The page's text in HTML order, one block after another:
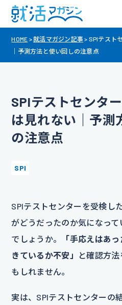
HOME >就活マガジン記事 > SPIテスト
｜予測方法と使い回しの注意点
SPIテストセンタ
は見れない｜予測
の注意点
SPI
SPIテストセンターを受検し
がどうだったのか気になっ
でしょうか。
「手応えはあ
きているか不安」
と確認方
もしれません。
実は、SPIテストセンターの